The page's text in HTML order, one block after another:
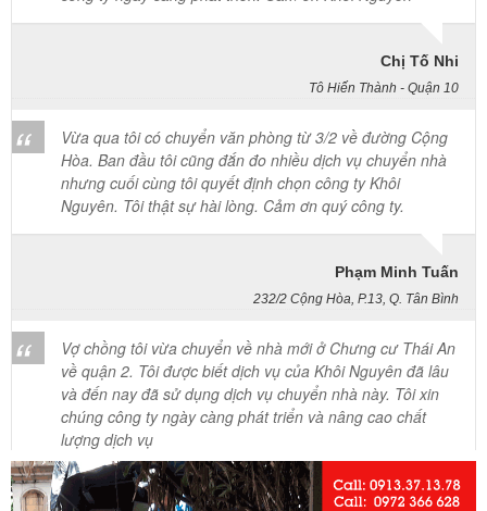
Vừa qua tôi có chuyển văn phòng từ 3/2 về đường Cộng
Hòa. Ban đầu tôi cũng đắn đo nhiều dịch vụ chuyển nhà
nhưng cuối cùng tôi quyết định chọn công ty Khôi
Nguyên. Tôi thật sự hài lòng. Cảm ơn quý công ty.
Vợ chồng tôi vừa chuyển về nhà mới ở Chưng cư Thái An
về quận 2. Tôi được biết dịch vụ của Khôi Nguyên đã lâu
và đến nay đã sử dụng dịch vụ chuyển nhà này. Tôi xin
chúng công ty ngày càng phát triển và nâng cao chất
lượng dịch vụ
Mai Hương